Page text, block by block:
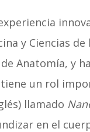
y Ciencias
Anatomía, y
un rol
llamado
en el